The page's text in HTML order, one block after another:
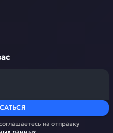
на отправку